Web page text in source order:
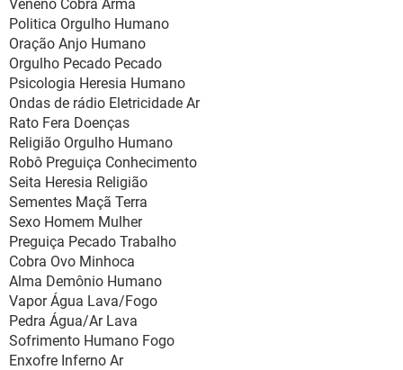
Veneno Cobra Arma
Politica Orgulho Humano
Oração Anjo Humano
Orgulho Pecado Pecado
Psicologia Heresia Humano
Ondas de rádio Eletricidade Ar
Rato Fera Doenças
Religião Orgulho Humano
Robô Preguiça Conhecimento
Seita Heresia Religião
Sementes Maçã Terra
Sexo Homem Mulher
Preguiça Pecado Trabalho
Cobra Ovo Minhoca
Alma Demônio Humano
Vapor Água Lava/Fogo
Pedra Água/Ar Lava
Sofrimento Humano Fogo
Enxofre Inferno Ar